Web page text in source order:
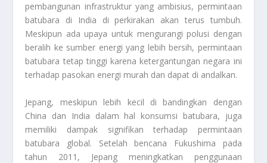
pembangunan infrastruktur yang ambisius, permintaan
batubara di India di perkirakan akan terus tumbuh.
Meskipun ada upaya untuk mengurangi polusi dengan
beralih ke sumber energi yang lebih bersih, permintaan
batubara tetap tinggi karena ketergantungan negara ini
terhadap pasokan energi murah dan dapat di andalkan.
Jepang, meskipun lebih kecil di bandingkan dengan
China dan India dalam hal konsumsi batubara, juga
memiliki dampak signifikan terhadap permintaan
batubara global. Setelah bencana Fukushima pada
tahun 2011, Jepang meningkatkan penggunaan